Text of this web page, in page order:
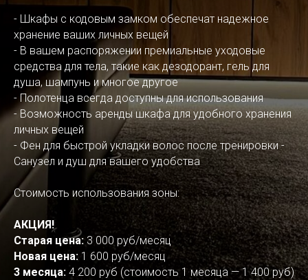
- Шкафы с кодовым замком обеспечат надежное
хранение ваших личных вещей
- В вашем распоряжении премиальные уходовые
средства для тела, такие как дезодорант, гель для
душа, шампунь и многое другое
- Полотенца всегда доступны для использования
- Возможность аренды шкафа для удобного хранения
личных вещей
- Фен для быстрой укладки волос после тренировки -
Санузел и душ для вашего удобства
Стоимость использования зоны:
АКЦИЯ!
Старая цена: 3 000 руб/месяц
Новая цена: 1 600 руб/месяц
3 месяца: 4 200 руб (стоимость 1 месяца — 1 400 руб)